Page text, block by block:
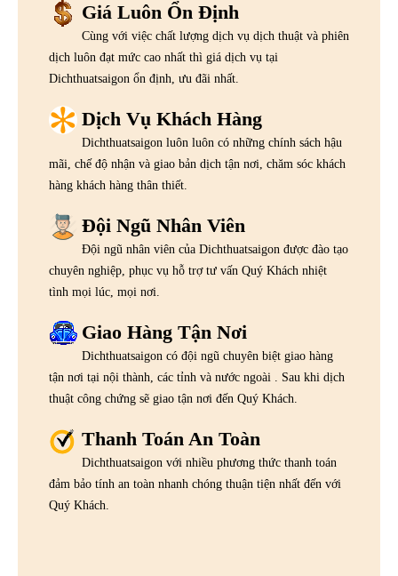
Giá Luôn Ổn Định
Cùng với việc chất lượng dịch vụ dịch thuật và phiên
dịch luôn đạt mức cao nhất thì giá dịch vụ tại
Dichthuatsaigon ổn định, ưu đãi nhất.
Dịch Vụ Khách Hàng
Dichthuatsaigon luôn luôn có những chính sách hậu
mãi, chế độ nhận và giao bản dịch tận nơi, chăm sóc khách
hàng khách hàng thân thiết.
Đội Ngũ Nhân Viên
Đội ngũ nhân viên của Dichthuatsaigon được đào tạo
chuyên nghiệp, phục vụ hỗ trợ tư vấn Quý Khách nhiệt
tình mọi lúc, mọi nơi.
Giao Hàng Tận Nơi
Dichthuatsaigon có đội ngũ chuyên biệt giao hàng
tận nơi tại nội thành, các tỉnh và nước ngoài . Sau khi dịch
thuật công chứng sẽ giao tận nơi đến Quý Khách.
Thanh Toán An Toàn
Dichthuatsaigon với nhiều phương thức thanh toán
đảm bảo tính an toàn nhanh chóng thuận tiện nhất đến với
Quý Khách.